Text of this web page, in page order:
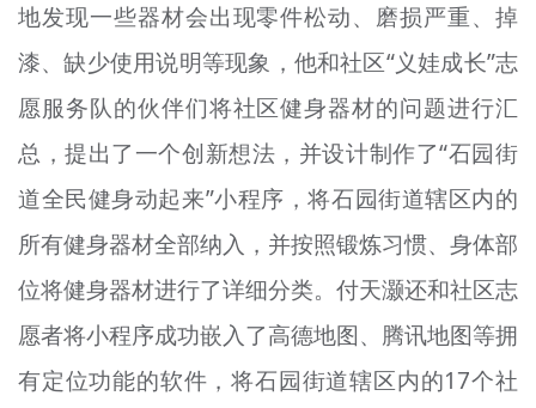
地发现一些器材会出现零件松动、磨损严重、掉
漆、缺少使用说明等现象，他和社区“义娃成长”志
愿服务队的伙伴们将社区健身器材的问题进行汇
总，提出了一个创新想法，并设计制作了“石园街
道全民健身动起来”小程序，将石园街道辖区内的
所有健身器材全部纳入，并按照锻炼习惯、身体部
位将健身器材进行了详细分类。付天灏还和社区志
愿者将小程序成功嵌入了高德地图、腾讯地图等拥
有定位功能的软件，将石园街道辖区内的17个社